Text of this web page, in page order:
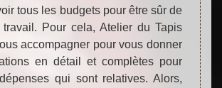
tous les budgets pour être sûr de
Pour cela, Atelier du Tapis
accompagner pour vous donner
en détail et complètes pour
qui sont relatives. Alors,